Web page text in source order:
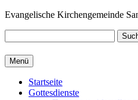
Zum
Evangelische Kirchengemeinde
Menü
Startseite
Gottesdienste